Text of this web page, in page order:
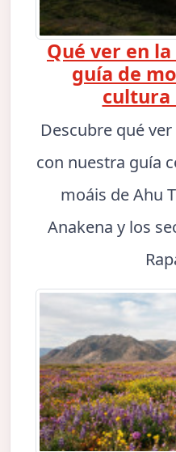
Qué ver en
guía de
cultura
Descubre qué
con nuestra guía
moáis de Ahu
Anakena y los